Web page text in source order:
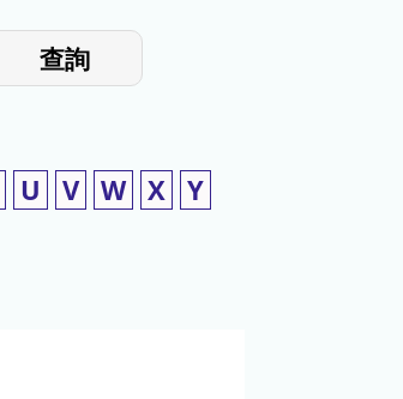
查詢
U V W X Y